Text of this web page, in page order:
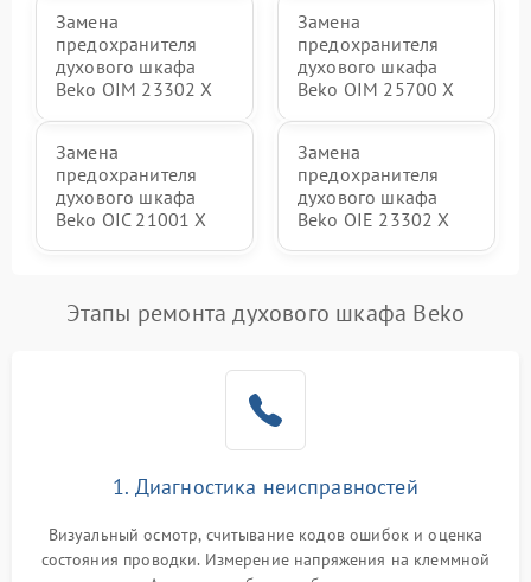
Замена
предохранителя
духового шкафа
Beko OIM 23302 X
Замена
предохранителя
духового шкафа
Beko OIM 25700 X
Замена
предохранителя
духового шкафа
Beko OIC 21001 X
Замена
предохранителя
духового шкафа
Beko OIE 23302 X
Этапы ремонта духового шкафа Beko
1. Диагностика неисправностей
Визуальный осмотр, считывание кодов ошибок и оценка
состояния проводки. Измерение напряжения на клеммной